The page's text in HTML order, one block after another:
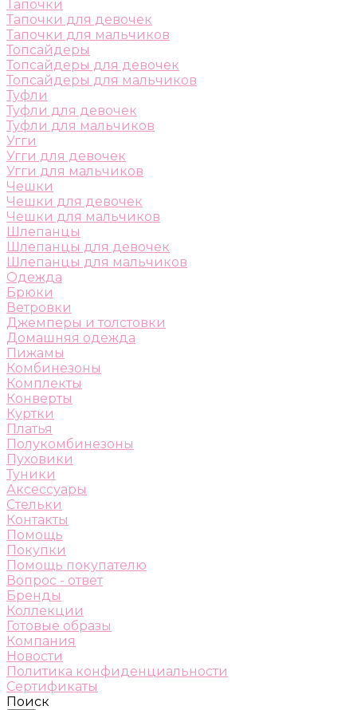
Тапочки
Тапочки для девочек
Тапочки для мальчиков
Топсайдеры
Топсайдеры для девочек
Топсайдеры для мальчиков
Туфли
Туфли для девочек
Туфли для мальчиков
Угги
Угги для девочек
Угги для мальчиков
Чешки
Чешки для девочек
Чешки для мальчиков
Шлепанцы
Шлепанцы для девочек
Шлепанцы для мальчиков
Одежда
Брюки
Ветровки
Джемперы и толстовки
Домашняя одежда
Пижамы
Комбинезоны
Комплекты
Конверты
Куртки
Платья
Полукомбинезоны
Пуховики
Туники
Аксессуары
Стельки
Контакты
Помощь
Покупки
Помощь покупателю
Вопрос - ответ
Бренды
Коллекции
Готовые образы
Компания
Новости
Политика конфиденциальности
Сертификаты
Поиск